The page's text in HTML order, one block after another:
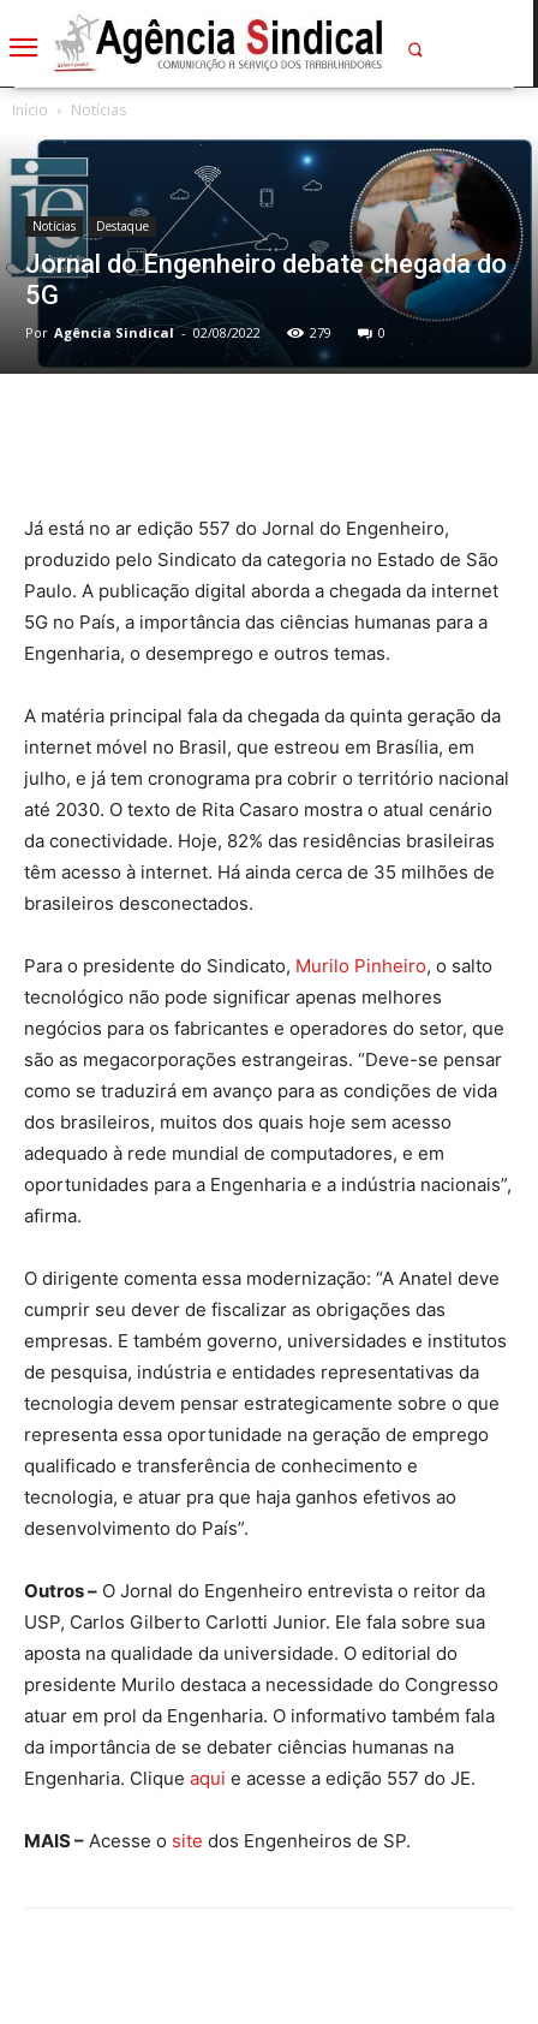
Início Notícias
Notícias Destaque
Jornal do Engenheiro debate chegada do
5G
Por Agência Sindical - 02/08/2022 279 0
Já está no ar edição 557 do Jornal do Engenheiro,
produzido pelo Sindicato da categoria no Estado de São
Paulo. A publicação digital aborda a chegada da internet
5G no País, a importância das ciências humanas para a
Engenharia, o desemprego e outros temas.
A matéria principal fala da chegada da quinta geração da
internet móvel no Brasil, que estreou em Brasília, em
julho, e já tem cronograma pra cobrir o território nacional
até 2030. O texto de Rita Casaro mostra o atual cenário
da conectividade. Hoje, 82% das residências brasileiras
têm acesso à internet. Há ainda cerca de 35 milhões de
brasileiros desconectados.
Para o presidente do Sindicato, Murilo Pinheiro, o salto
tecnológico não pode significar apenas melhores
negócios para os fabricantes e operadores do setor, que
são as megacorporações estrangeiras. “Deve-se pensar
como se traduzirá em avanço para as condições de vida
dos brasileiros, muitos dos quais hoje sem acesso
adequado à rede mundial de computadores, e em
oportunidades para a Engenharia e a indústria nacionais”,
afirma.
O dirigente comenta essa modernização: “A Anatel deve
cumprir seu dever de fiscalizar as obrigações das
empresas. E também governo, universidades e institutos
de pesquisa, indústria e entidades representativas da
tecnologia devem pensar estrategicamente sobre o que
representa essa oportunidade na geração de emprego
qualificado e transferência de conhecimento e
tecnologia, e atuar pra que haja ganhos efetivos ao
desenvolvimento do País”.
Outros – O Jornal do Engenheiro entrevista o reitor da
USP, Carlos Gilberto Carlotti Junior. Ele fala sobre sua
aposta na qualidade da universidade. O editorial do
presidente Murilo destaca a necessidade do Congresso
atuar em prol da Engenharia. O informativo também fala
da importância de se debater ciências humanas na
Engenharia. Clique aqui e acesse a edição 557 do JE.
MAIS – Acesse o site dos Engenheiros de SP.